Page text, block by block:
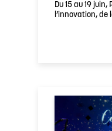
Du 15 au 19
l’innovation, de